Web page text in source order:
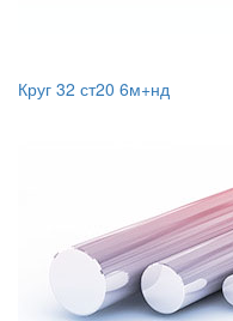
Круг 32 ст20 6м+нд